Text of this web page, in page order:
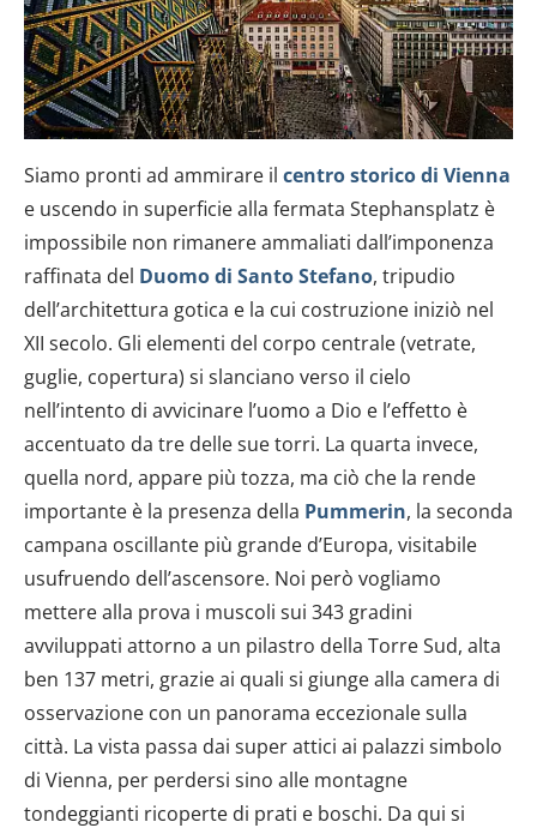
Siamo pronti ad ammirare il centro storico di Vienna
e uscendo in superficie alla fermata Stephansplatz è
impossibile non rimanere ammaliati dall’imponenza
raffinata del Duomo di Santo Stefano, tripudio
dell’architettura gotica e la cui costruzione iniziò nel
XII secolo. Gli elementi del corpo centrale (vetrate,
guglie, copertura) si slanciano verso il cielo
nell’intento di avvicinare l’uomo a Dio e l’effetto è
accentuato da tre delle sue torri. La quarta invece,
quella nord, appare più tozza, ma ciò che la rende
importante è la presenza della Pummerin, la seconda
campana oscillante più grande d’Europa, visitabile
usufruendo dell’ascensore. Noi però vogliamo
mettere alla prova i muscoli sui 343 gradini
avviluppati attorno a un pilastro della Torre Sud, alta
ben 137 metri, grazie ai quali si giunge alla camera di
osservazione con un panorama eccezionale sulla
città. La vista passa dai super attici ai palazzi simbolo
di Vienna, per perdersi sino alle montagne
tondeggianti ricoperte di prati e boschi. Da qui si